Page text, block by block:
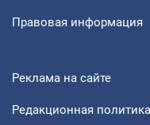
Правовая информация
Реклама на сайте
Редакционная политика